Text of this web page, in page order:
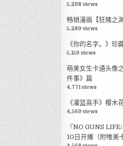
5,298 views
畅销漫画【狂赌之
5,289 views
《你的名字。》珍
5,159 views
萌美女生卡通头像
件事》篇
4,771 views
《灌篮高手》樱木
4,569 views
『NO GUNS
10日开播（附唯美